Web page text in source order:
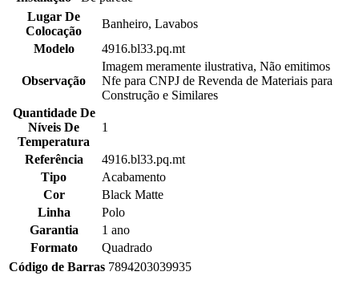
Lugar De
Colocação
Banheiro, Lavabos
Modelo
4916.bl33.pq.mt
Observação
Imagem meramente ilustrativa, Não emitimos
Nfe para CNPJ de Revenda de Materiais para
Construção e Similares
Quantidade De
Níveis De
Temperatura
1
Referência
4916.bl33.pq.mt
Tipo
Acabamento
Cor
Black Matte
Linha
Polo
Garantia
1 ano
Formato
Quadrado
Código de Barras 7894203039935